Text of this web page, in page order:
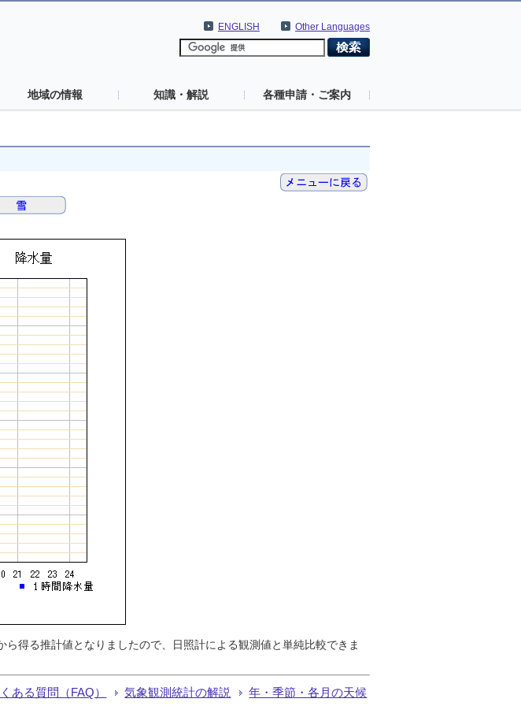
Other Languages
ENGLISH
地域の情報 知識・解説 各種申請・ご案内
得る推計値となりましたので、日照計による観測値と単純比較できま
ある質問（FAQ） 気象観測統計の解説 年・季節・各月の天候